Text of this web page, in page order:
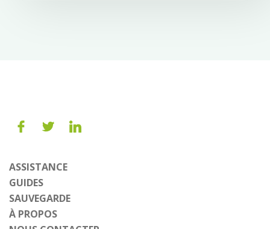
ASSISTANCE
GUIDES
SAUVEGARDE
À PROPOS